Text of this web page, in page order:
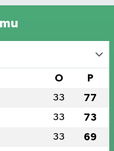
O P
33 77
33 73
33 69